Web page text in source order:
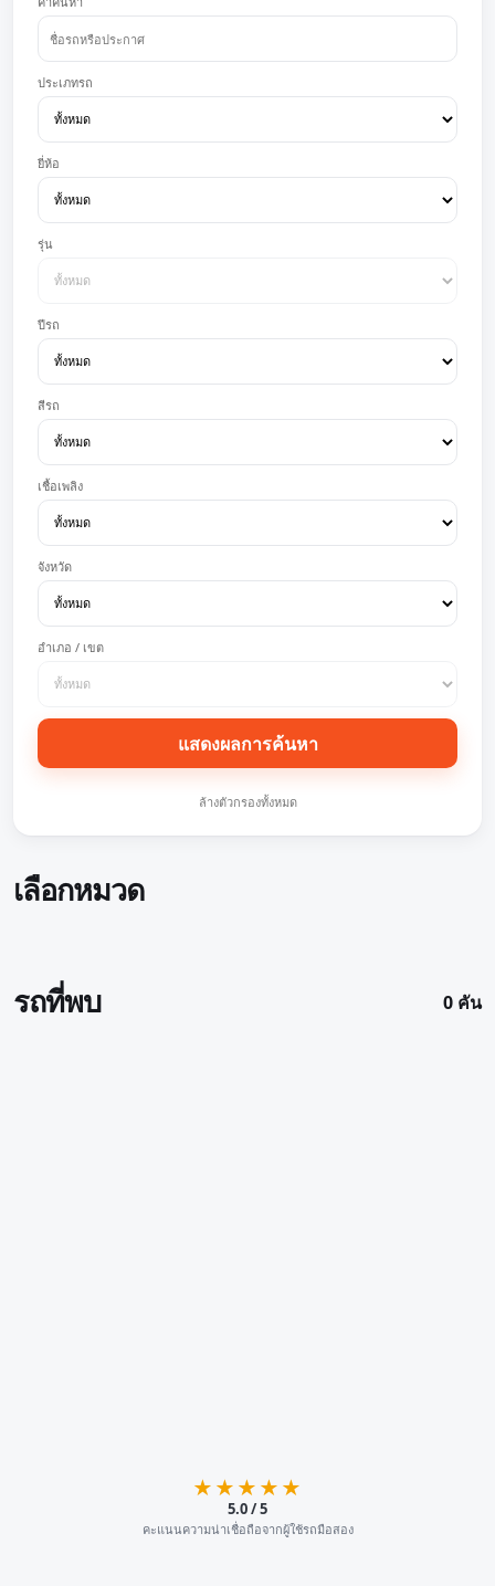
ประเภทรถ
ยี่ห้อ
รุ่น
ปีรถ
สีรถ
เชื้อเพลิง
จังหวัด
อำเภอ / เขต
แสดงผลการค้นหา
ล้างตัวกรองทั้งหมด
เลือกหมวด
รถที่พบ 0 คัน
★★★★★
5.0 / 5
คะแนนความน่าเชื่อถือจากผู้ใช้รถมือสอง